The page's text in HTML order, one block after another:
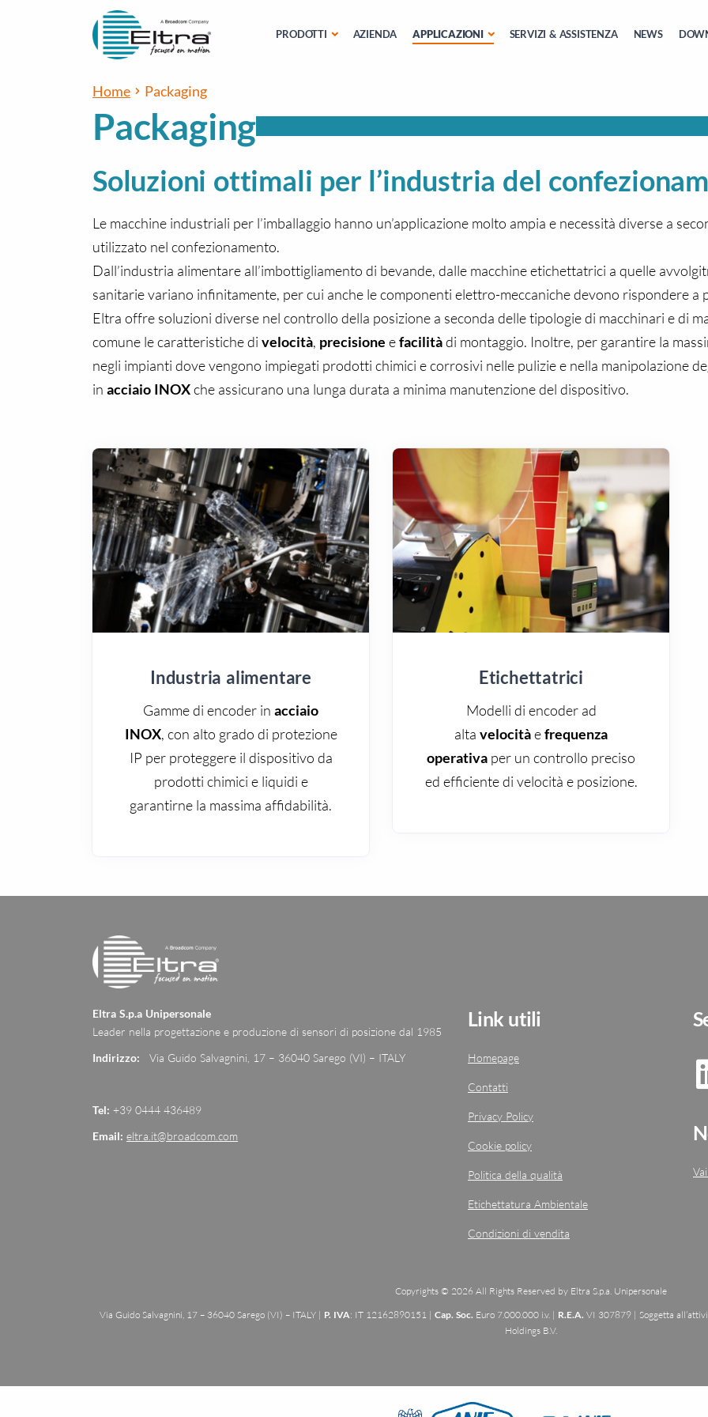
PRODOTTI AZIENDA APPLICAZIONI SERVIZI & ASSISTENZA NEWS
Home Packaging
Packaging
Soluzioni ottimali per l’industria del
Le macchine industriali per l’imballaggio hanno un’applicazione molto ampia e necessità diverse a
utilizzato nel confezionamento.
Dall’industria alimentare all’imbottigliamento di bevande, dalle macchine etichettatrici a quelle
sanitarie variano infinitamente, per cui anche le componenti elettro-meccaniche devono rispondere a
Eltra offre soluzioni diverse nel controllo della posizione a seconda delle tipologie di macchinari e di
comune le caratteristiche di velocità, precisione efacilitàdi montaggio. Inoltre, per garantire la
negli impianti dove vengono impiegati prodotti chimici e corrosivi nelle pulizie e nella manipolazione
in acciaio INOXche assicurano una lunga durata a minima manutenzione del dispositivo.
Industria alimentare
Gamme di encoder in acciaio
INOX, con alto grado di protezione
IP per proteggere il dispositivo da
prodotti chimici e liquidi e
garantirne la massima affidabilità.
Etichettatrici
Modelli di encoder ad
alta velocitàefrequenza
operativa per un controllo preciso
ed efficiente di velocità e posizione.
Eltra S.p.a Unipersonale
Leader nella progettazione e produzione di sensori di posizione dal 1985
Indirizzo: Via Guido Salvagnini, 17 – 36040 Sarego (VI) – ITALY
Tel: +39 0444 436489
Email: eltra.it@broadcom.com
Link utili
Homepage
Contatti
Privacy Policy
Cookie policy
Politica della qualità
Etichettatura Ambientale
Condizioni di vendita
Copyrights © 2026 All Rights Reserved by Eltra S.p.a. Unipersonale
Via Guido Salvagnini, 17 – 36040 Sarego (VI) – ITALY | P. IVA: IT 12162890151 | Cap. Soc. Euro 7.000.000 i.v. | R.E.A. VI 307879 | Soggetta
Holdings B.V.